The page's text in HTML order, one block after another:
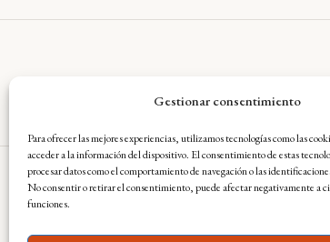
Gestionar consentimiento
Para ofrecer las mejores experiencias, utilizamos tecnologías como las
acceder a la información del dispositivo. El consentimiento de estas
procesar datos como el comportamiento de navegación o las
No consentir o retirar el consentimiento, puede afectar negativamente a
funciones.
Aviso Legal·